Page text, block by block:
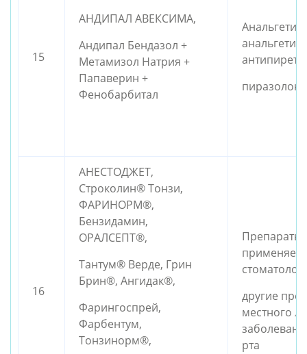
15
АНДИПАЛ АВЕКСИМА,
Андипал Бендазол +
Метамизол Натрия +
Папаверин +
Фенобарбитал
16
АНЕСТОДЖЕТ,
Строколин® Тонзи,
ФАРИНОРМ®,
Бензидамин,
ОРАЛСЕПТ®,
Тантум® Верде, Грин
Брин®, Ангидак®,
Фарингоспрей,
Фарбентум,
Тонзинорм®,
Препараты,
другие
местного
рта